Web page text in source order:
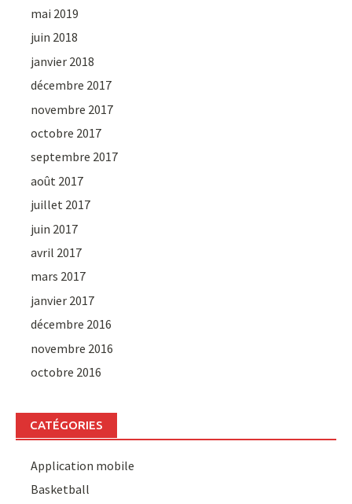
mai 2019
juin 2018
janvier 2018
décembre 2017
novembre 2017
octobre 2017
septembre 2017
août 2017
juillet 2017
juin 2017
avril 2017
mars 2017
janvier 2017
décembre 2016
novembre 2016
octobre 2016
CATÉGORIES
Application mobile
Basketball